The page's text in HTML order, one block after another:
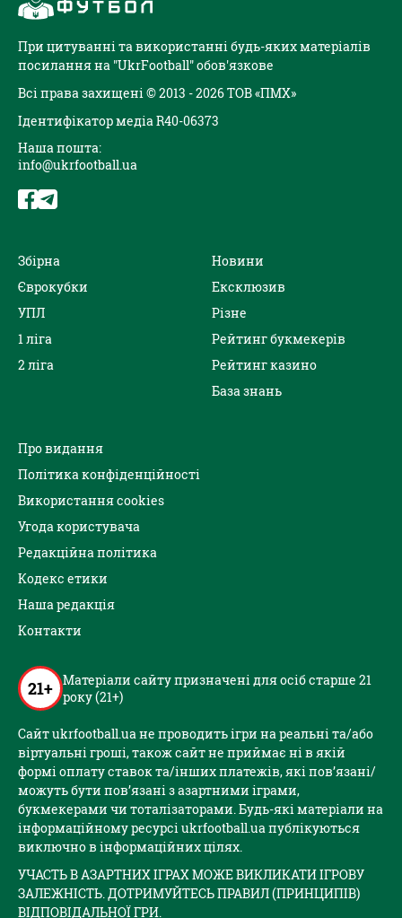
При цитуванні та використанні будь-яких матеріалів
посилання на "UkrFootball" обов'язкове
Всі права захищені © 2013 - 2026 ТОВ «ПМХ»
Ідентифікатор медіа R40-06373
Наша пошта:
info@ukrfootball.ua
Збірна
Єврокубки
УПЛ
1 ліга
2 ліга
Новини
Ексклюзив
Різне
Рейтинг букмекерів
Рейтинг казино
База знань
Про видання
Політика конфіденційності
Використання cookies
Угода користувача
Редакційна політика
Кодекс етики
Наша редакція
Контакти
21+ Матеріали сайту призначені для осіб старше 21
року (21+)
Сайт ukrfootball.ua не проводить ігри на реальні та/або
віртуальні гроші, також сайт не приймає ні в якій
формі оплату ставок та/інших платежів, які пов’язані/
можуть бути пов’язані з азартними іграми,
букмекерами чи тоталізаторами. Будь-які матеріали на
інформаційному ресурсі ukrfootball.ua публікуються
виключно в інформаційних цілях.
УЧАСТЬ В АЗАРТНИХ ІГРАХ МОЖЕ ВИКЛИКАТИ ІГРОВУ
ЗАЛЕЖНІСТЬ. ДОТРИМУЙТЕСЬ ПРАВИЛ (ПРИНЦИПІВ)
ВІДПОВІДАЛЬНОЇ ГРИ.